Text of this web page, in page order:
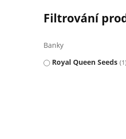
Filtrování
Banky
Royal Queen Seeds 1